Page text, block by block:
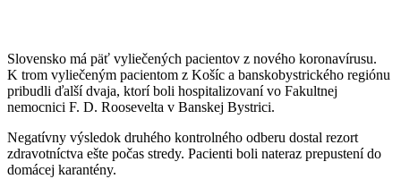
Slovensko má päť vyliečených pacientov z nového koronavírusu.
K trom vyliečeným pacientom z Košíc a banskobystrického regiónu
pribudli ďalší dvaja, ktorí boli hospitalizovaní vo Fakultnej
nemocnici F. D. Roosevelta v Banskej Bystrici.
Negatívny výsledok druhého kontrolného odberu dostal rezort
zdravotníctva ešte počas stredy. Pacienti boli nateraz prepustení do
domácej karantény.